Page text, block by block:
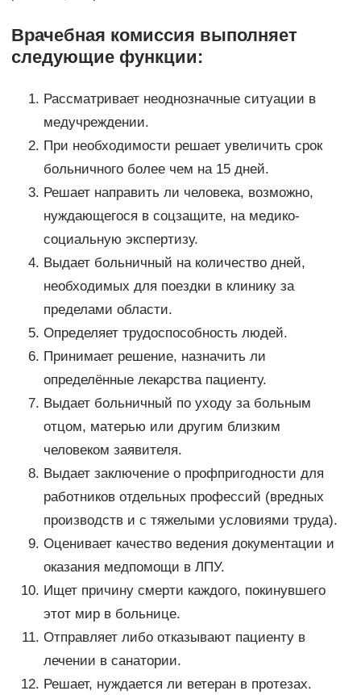
Врачебная комиссия выполняет
следующие функции:
Рассматривает неоднозначные ситуации в
медучреждении.
При необходимости решает увеличить срок
больничного более чем на 15 дней.
Решает направить ли человека, возможно,
нуждающегося в соцзащите, на медико-
социальную экспертизу.
Выдает больничный на количество дней,
необходимых для поездки в клинику за
пределами области.
Определяет трудоспособность людей.
Принимает решение, назначить ли
определённые лекарства пациенту.
Выдает больничный по уходу за больным
отцом, матерью или другим близким
человеком заявителя.
Выдает заключение о профпригодности для
работников отдельных профессий (вредных
производств и с тяжелыми условиями труда).
Оценивает качество ведения документации и
оказания медпомощи в ЛПУ.
Ищет причину смерти каждого, покинувшего
этот мир в больнице.
Отправляет либо отказывают пациенту в
лечении в санатории.
Решает, нуждается ли ветеран в протезах.